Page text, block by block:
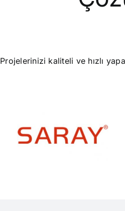
Projelerinizi kaliteli ve hızlı